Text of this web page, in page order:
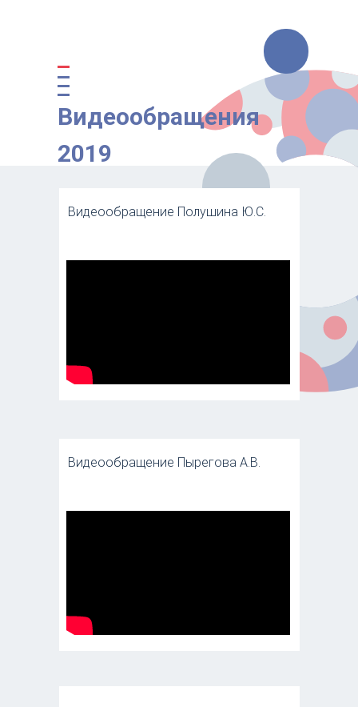
Видеообращения
2019
Видеообращение Полушина Ю.С.
Видеообращение Пырегова А.В.